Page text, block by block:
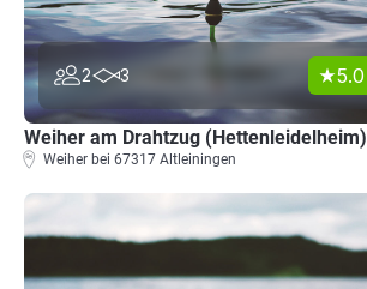
2 3 5.0
Weiher am Drahtzug (Hettenleidelheim)
Weiher bei 67317 Altleiningen